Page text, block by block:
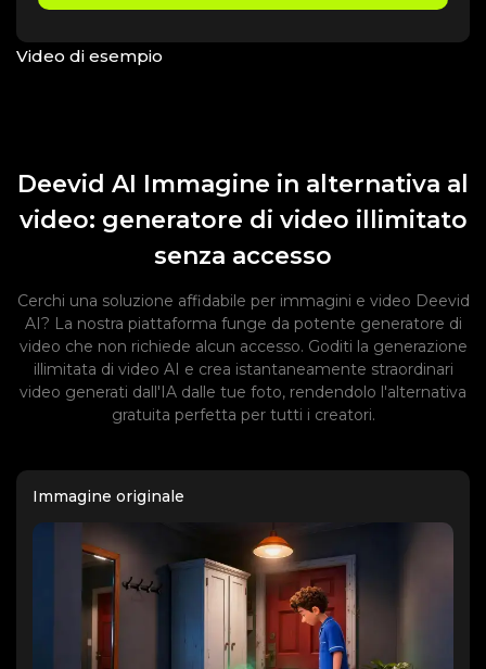
Video di esempio
Deevid AI Immagine in alternativa al
video: generatore di video illimitato
senza accesso
Cerchi una soluzione affidabile per immagini e video Deevid
AI? La nostra piattaforma funge da potente generatore di
video che non richiede alcun accesso. Goditi la generazione
illimitata di video AI e crea istantaneamente straordinari
video generati dall'IA dalle tue foto, rendendolo l'alternativa
gratuita perfetta per tutti i creatori.
Immagine originale